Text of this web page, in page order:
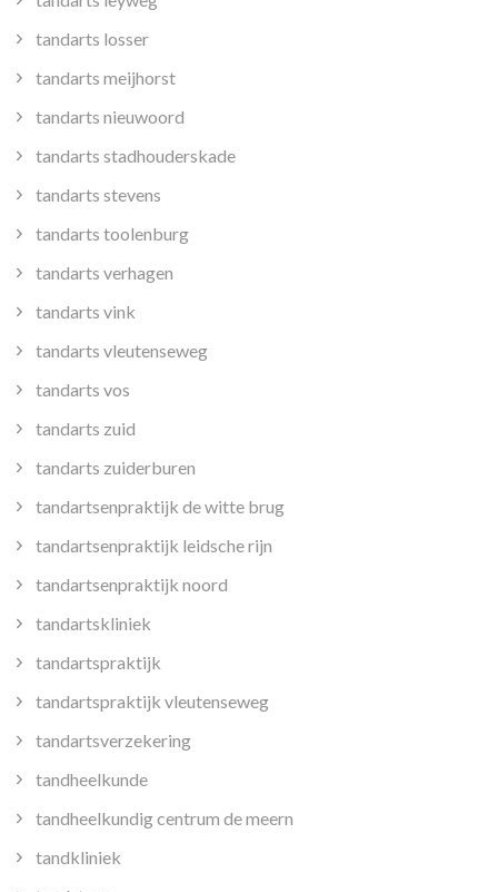
tandarts losser
tandarts meijhorst
tandarts nieuwoord
tandarts stadhouderskade
tandarts stevens
tandarts toolenburg
tandarts verhagen
tandarts vink
tandarts vleutenseweg
tandarts vos
tandarts zuid
tandarts zuiderburen
tandartsenpraktijk de witte brug
tandartsenpraktijk leidsche rijn
tandartsenpraktijk noord
tandartskliniek
tandartspraktijk
tandartspraktijk vleutenseweg
tandartsverzekering
tandheelkunde
tandheelkundig centrum de meern
tandkliniek